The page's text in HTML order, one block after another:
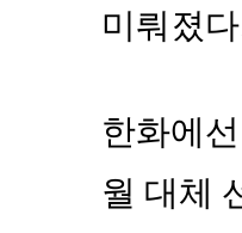
미뤄졌
한화에
월 대체